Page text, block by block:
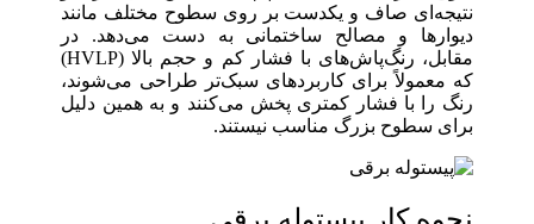
نتیجه‌ای صاف و یکدست بر روی سطوح مختلف مانند
دیوارها و مصالح ساختمانی به دست می‌دهد. در
مقابل، رنگ‌پاش‌های با فشار کم و حجم بالا (HVLP)
که معمولاً برای کاربردهای سبک‌تر طراحی می‌شوند،
رنگ را با فشار کمتری پخش می‌کنند و به همین دلیل
برای سطوح بزرگ مناسب نیستند.